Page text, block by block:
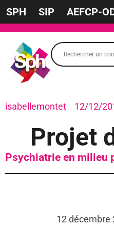
SPH SIP AEFCP-
isabellemontet 12/12/
Projet
Psychiatrie en milieu
12 décembre